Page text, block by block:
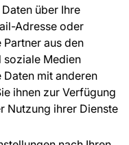
über Ihre
Adresse oder
aus den
soziale Medien
mit anderen
ihnen zur Verfügung
Nutzung ihrer Dienste
gerne weiter